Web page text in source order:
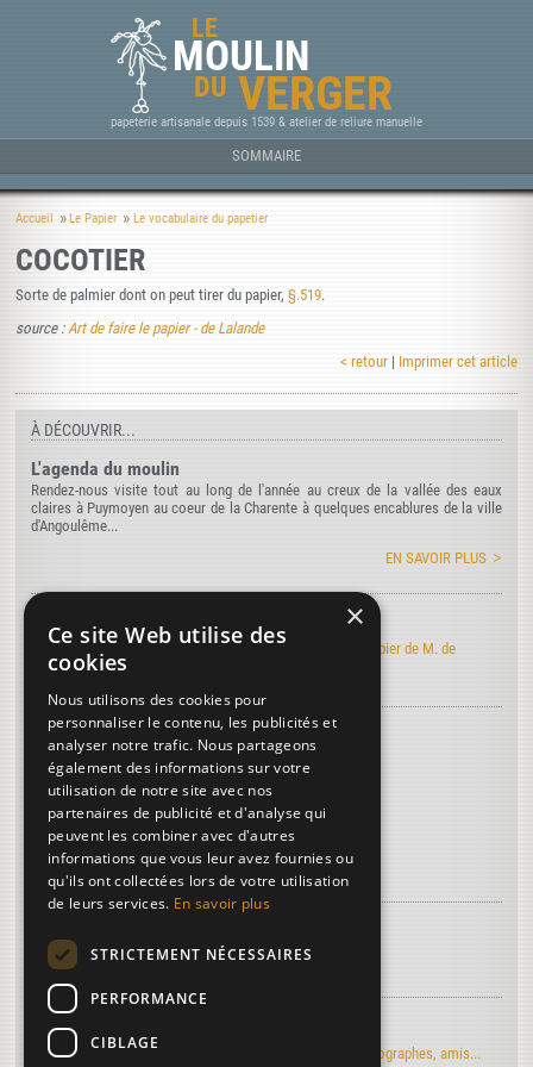
LE
MOULIN
DU VERGER
papeterie artisanale depuis 1539 & atelier de reliure manuelle
SOMMAIRE
Accueil Le Papier Le vocabulaire du papetier
COCOTIER
Sorte de palmier dont on peut tirer du papier, §.519.
source : Art de faire le papier - de Lalande
< retour | Imprimer cet article
À DÉCOUVRIR...
L'agenda du moulin
Rendez-nous visite tout au long de l'année au creux de la vallée des eaux
claires à Puymoyen au coeur de la Charente à quelques encablures de la ville
d'Angoulême...
EN SAVOIR PLUS
Art de faire le papier
Découvrez l'édition électronique de l'Art de faire le papier de M. de
Lalande
Découvrez le vocabulaire du papier...
Acanthium
Blanchets
Camus (M. le)
Plus de termes...
La troisième dimension
Regards d'artistes...
Le moulin du Verger vu par les artistes-peintres, photographes, amis...
×
Ce site Web utilise des
cookies
Nous utilisons des cookies pour
personnaliser le contenu, les publicités et
analyser notre trafic. Nous partageons
également des informations sur votre
utilisation de notre site avec nos
partenaires de publicité et d'analyse qui
peuvent les combiner avec d'autres
informations que vous leur avez fournies ou
qu'ils ont collectées lors de votre utilisation
de leurs services. En savoir plus
STRICTEMENT NÉCESSAIRES
PERFORMANCE
CIBLAGE